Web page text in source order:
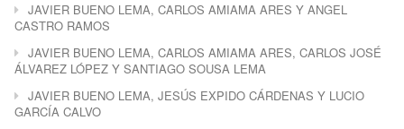
JAVIER BUENO LEMA, CARLOS AMIAMA ARES Y ANGEL
CASTRO RAMOS
JAVIER BUENO LEMA, CARLOS AMIAMA ARES, CARLOS JOSÉ
ÁLVAREZ LÓPEZ Y SANTIAGO SOUSA LEMA
JAVIER BUENO LEMA, JESÚS EXPIDO CÁRDENAS Y LUCIO
GARCÍA CALVO